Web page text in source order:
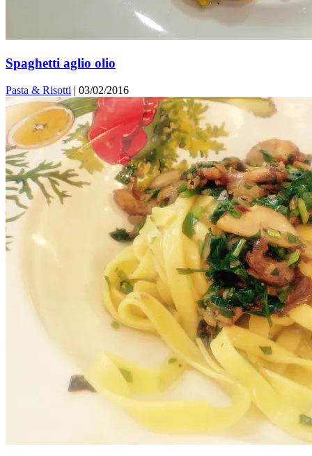
Spaghetti aglio olio
Pasta & Risotti | 03/02/2016